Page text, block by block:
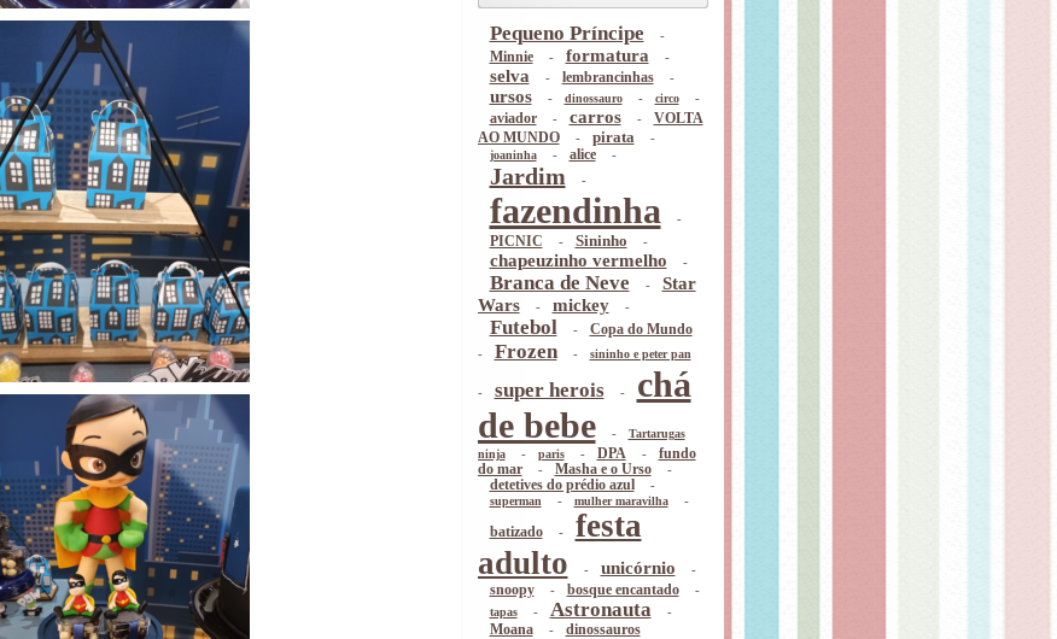
Pequeno Príncipe -
Minnie - formatura -
selva - lembrancinhas -
ursos - dinossauro - circo -
aviador - carros -
VOLTA
AO MUNDO
- pirata -
joaninha - alice -
Jardim -
fazendinha -
PICNIC - Sininho -
chapeuzinho vermelho -
Branca de Neve -
Star
Wars
- mickey -
Futebol - Copa do Mundo
- Frozen - sininho e peter pan
- super herois -
chá
de bebe
-
Tartarugas
ninja
- paris - DPA -
fundo
do mar
- Masha e o Urso -
detetives do prédio azul -
superman - mulher maravilha -
batizado -
festa
adulto
- unicórnio -
snoopy - bosque encantado -
tapas - Astronauta -
Moana - dinossauros